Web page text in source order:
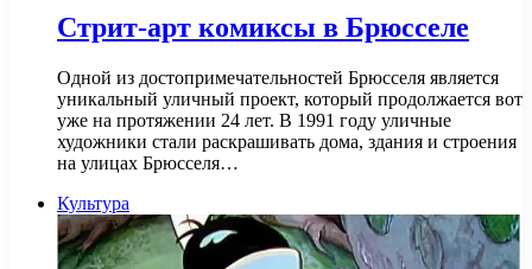
Стрит-арт комиксы в Брюсселе
Одной из достопримечательностей Брюсселя является
уникальный уличный проект, который продолжается вот
уже на протяжении 24 лет. В 1991 году уличные
художники стали раскрашивать дома, здания и строения
на улицах Брюсселя…
Культура